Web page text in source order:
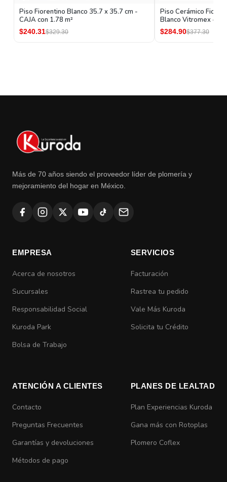
Piso Fiorentino Blanco 35.7 x 35.7 cm -
CAJA con 1.78 m²
$240.31$329.30
Piso Cerámico
Blanco Vitromex -
$284.90$377.30
Más de 70 años siendo el proveedor líder de plomería y
mejoramiento del hogar en México.
EMPRESA
Acerca de nosotros
Sucursales
Responsabilidad Social
Kuroda Park
Bolsa de Trabajo
SERVICIOS
Facturación
Rastrea tu pedido
Vale Más Kuroda
Solicita tu Crédito
ATENCIÓN A CLIENTES
Contacto
Preguntas Frecuentes
Garantías y devoluciones
Métodos de pago
PLANES DE LEALTAD
Plan Experiencias Kuroda
Gana más con Rotoplas
Plomero Coflex